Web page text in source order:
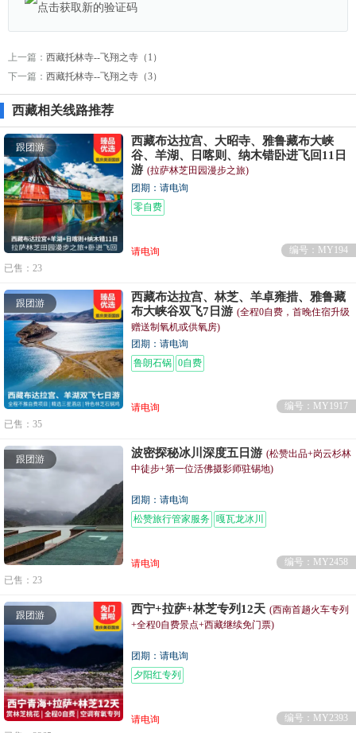
上一篇： 西藏托林寺--飞翔之寺（1）
下一篇： 西藏托林寺--飞翔之寺（3）
西藏相关线路推荐
跟团游
西藏布达拉宫、大昭寺、雅鲁藏布大峡
谷、羊湖、日喀则、纳木错卧进飞回11日
游 (拉萨林芝田园漫步之旅)
团期：请电询
零自费
请电询
编号：MY194
已售：23
跟团游
西藏布达拉宫、林芝、羊卓雍措、雅鲁藏
布大峡谷双飞7日游 (全程0自费，首晚住宿升级
赠送制氧机或供氧房)
团期：请电询
鲁朗石锅 0自费
请电询
编号：MY1917
已售：35
跟团游 波密探秘冰川深度五日游 (松赞出品+岗云杉林
中徒步+第一位活佛摄影师驻锡地)
团期：请电询
松赞旅行管家服务 嘎瓦龙冰川
请电询
编号：MY2458
已售：23
跟团游 西宁+拉萨+林芝专列12天 (西南首趟火车专列
+全程0自费景点+西藏继续免门票)
团期：请电询
夕阳红专列
请电询
编号：MY2393